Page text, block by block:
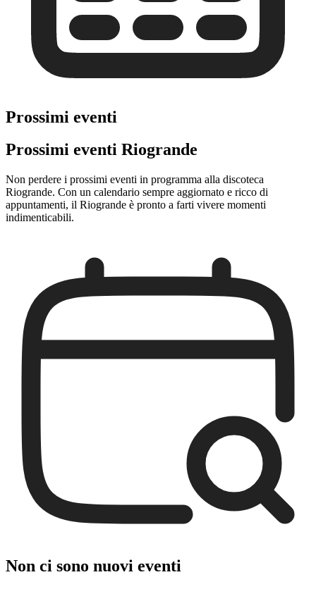
Prossimi eventi
Prossimi eventi Riogrande
Non perdere i prossimi eventi in programma alla discoteca
Riogrande. Con un calendario sempre aggiornato e ricco di
appuntamenti, il Riogrande è pronto a farti vivere momenti
indimenticabili.
Non ci sono nuovi eventi